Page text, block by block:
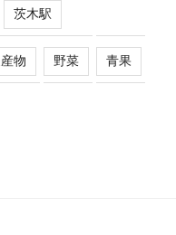
茨木駅
物 野菜 青果